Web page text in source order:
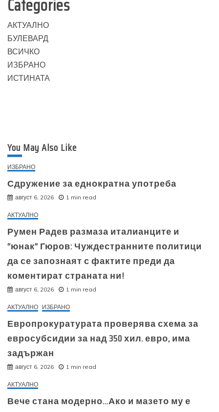
Categories
АКТУАЛНО
БУЛЕВАРД
ВСИЧКО
ИЗБРАНО
ИСТИНАТА
You May Also Like
ИЗБРАНО
Сдружение за еднократна употреба
август 6, 2026 1 min read
АКТУАЛНО
Румен Радев размаза италианците и
“юнак” Гюров: Чуждестранните политици
да се запознаят с фактите преди да
коментират страната ни!
август 6, 2026 1 min read
АКТУАЛНО ИЗБРАНО
Европрокуратурата проверява схема за
евросубсидии за над 350 хил. евро, има
задържан
август 6, 2026 1 min read
АКТУАЛНО
Вече стана модерно…Ако и мазето му е